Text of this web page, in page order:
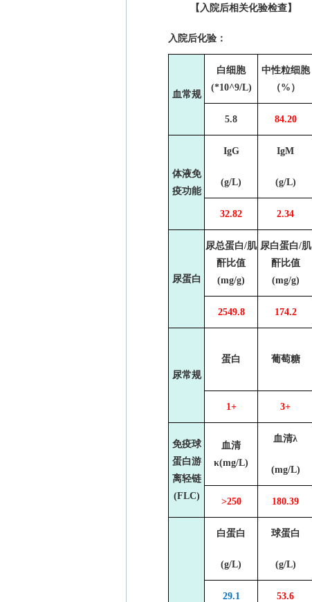
【入院后相关化验检查】
入院后化验：
血常规
白细胞
(*10^9/L)
中性粒细胞
（% ）
5.8 84.20
体液免
疫功能
IgG
(g/L)
IgM
(g/L)
32.82 2.34
尿蛋白
尿总蛋白/肌
酐比值
(mg/g)
尿白蛋白/肌
酐比值
(mg/g)
2549.8 174.2
尿常规
蛋白 葡萄糖
1+ 3+
免疫球
蛋白游
离轻链
(FLC)
血清
κ(mg/L)
血清λ
(mg/L)
>250 180.39
白蛋白
(g/L)
球蛋白
(g/L)
29.1 53.6